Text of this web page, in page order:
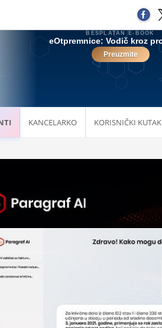
KANCELARKO KORISNIČKI KUTAK